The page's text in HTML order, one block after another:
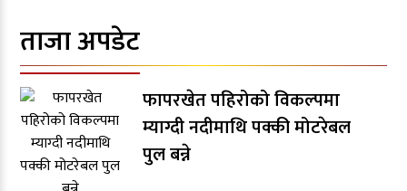
ताजा अपडेट
फापरखेत पहिरोको विकल्पमा
म्याग्दी नदीमाथि पक्की मोटरेबल
पुल बन्ने